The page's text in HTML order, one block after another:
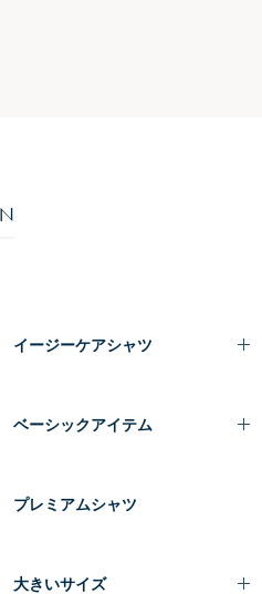
イージーケアシャツ
ベーシックアイテム
プレミアムシャツ
大きいサイズ